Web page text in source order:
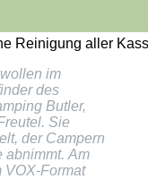
Reinigung aller
im
des
Butler,
Sie
der Campern
abnimmt. Am
VOX-Format